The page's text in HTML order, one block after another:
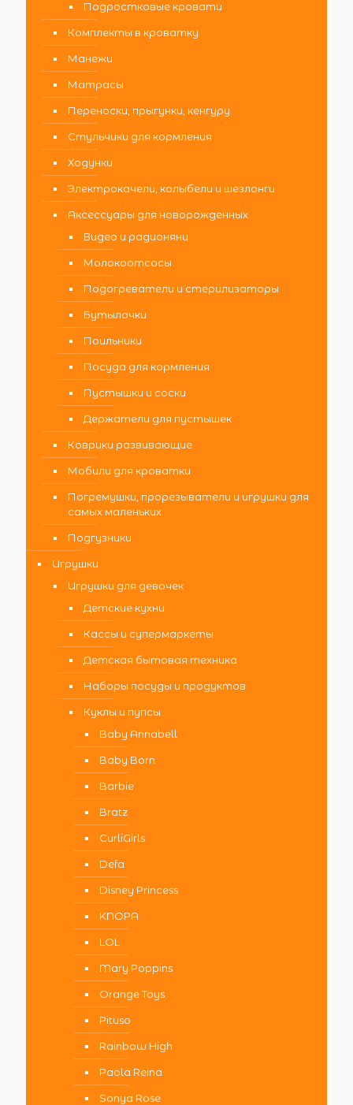
Подростковые кровати
Комплекты в кроватку
Манежи
Матрасы
Переноски, прыгунки, кенгуру
Стульчики для кормления
Ходунки
Электрокачели, колыбели и шезлонги
Аксессуары для новорожденных
Видео и радионяни
Молокоотсосы
Подогреватели и стерилизаторы
Бутылочки
Поильники
Посуда для кормления
Пустышки и соски
Держатели для пустышек
Коврики развивающие
Мобили для кроватки
Погремушки, прорезыватели и игрушки для
самых маленьких
Подгузники
Игрушки
Игрушки для девочек
Детские кухни
Кассы и супермаркеты
Детская бытовая техника
Наборы посуды и продуктов
Куклы и пупсы
Baby Annabell
Baby Born
Barbie
Bratz
CurliGirls
Defa
Disney Princess
KNOPA
LOL
Mary Poppins
Orange Toys
Pituso
Rainbow High
Paola Reina
Sonya Rose